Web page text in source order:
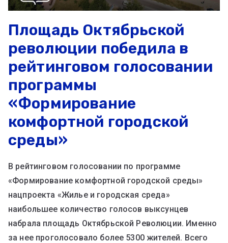
Площадь Октябрьской
революции победила в
рейтинговом голосовании
программы
«Формирование
комфортной городской
среды»
В рейтинговом голосовании по программе
«Формирование комфортной городской среды»
нацпроекта «Жилье и городская среда»
наибольшее количество голосов выксунцев
набрала площадь Октябрьской Революции. Именно
за нее проголосовало более 5300 жителей. Всего